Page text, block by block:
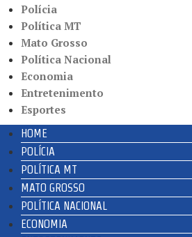
Polícia
Política MT
Mato Grosso
Política Nacional
Economia
Entretenimento
Esportes
HOME
POLÍCIA
POLÍTICA MT
MATO GROSSO
POLÍTICA NACIONAL
ECONOMIA